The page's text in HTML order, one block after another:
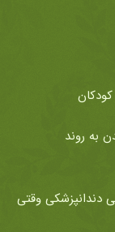
کودکان
به روند
دندانپزشکی وقتی